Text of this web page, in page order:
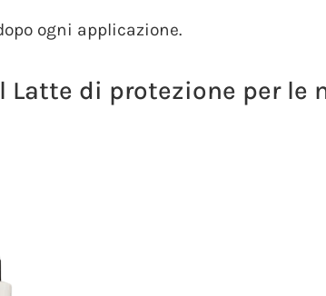
ogni applicazione.
di protezione per le